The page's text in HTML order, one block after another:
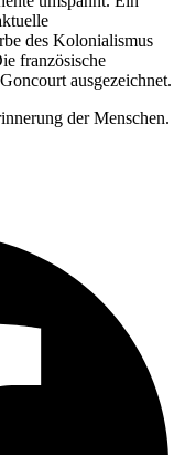
des Kolonialismus
französische
ausgezeichnet.
der Menschen.